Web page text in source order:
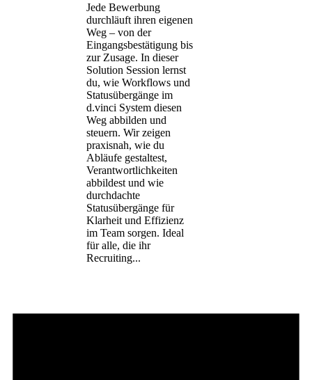
Jede Bewerbung
durchläuft ihren eigenen
Weg – von der
Eingangsbestätigung bis
zur Zusage. In dieser
Solution Session lernst
du, wie Workflows und
Statusübergänge im
d.vinci System diesen
Weg abbilden und
steuern. Wir zeigen
praxisnah, wie du
Abläufe gestaltest,
Verantwortlichkeiten
abbildest und wie
durchdachte
Statusübergänge für
Klarheit und Effizienz
im Team sorgen. Ideal
für alle, die ihr
Recruiting...